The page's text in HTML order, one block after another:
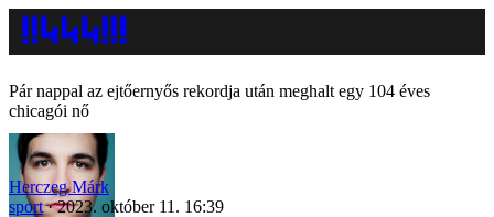
Pár nappal az ejtőernyős rekordja után meghalt egy 104 éves
chicagói nő
Herczeg Márk
sport
2023. október 11. 16:39